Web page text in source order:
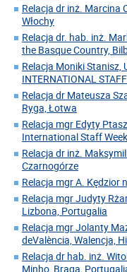
Relacja dr inż. Marcina
Włochy
Relacja dr. hab. inż.
the Basque Country,
Relacja Moniki Stanisz,
INTERNATIONAL
Relacja dr Mateusza
Ryga, Łotwa
Relacja mgr Edyty
International Staff Week
Relacja dr inż.
Czarnogórze
Relacja mgr A. Kędzior
Relacja mgr Judyty
Lizbona, Portugalia
Relacja mgr Jolanty
deValència, Walencja,
Relacja dr hab. inż.
Minho, Braga,